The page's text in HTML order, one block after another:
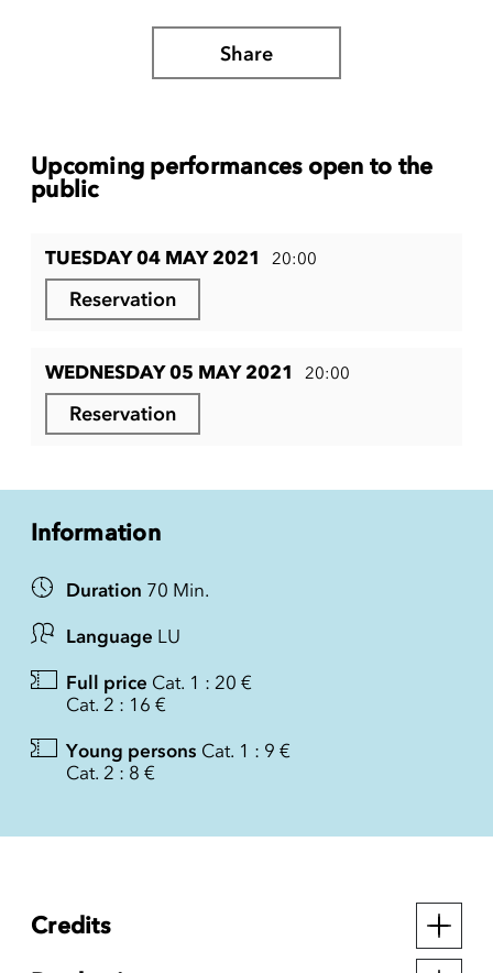
Share
Upcoming performances open to the
public
TUESDAY 04 MAY 2021 20:00
Reservation
WEDNESDAY 05 MAY 2021 20:00
Reservation
Information
Duration 70 Min.
Language LU
Full price Cat. 1 : 20 €
Cat. 2 : 16 €
Young persons Cat. 1 : 9 €
Cat. 2 : 8 €
Credits